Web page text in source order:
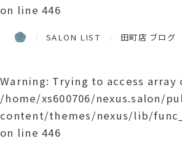
on line446
SALON LIST 田町店 ブログ
Warning: Trying to access
/home/xs600706/nexus.salon/
content/themes/nexus/lib/
on line446